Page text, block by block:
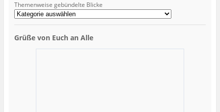
Themenweise gebündelte Blicke
Grüße von Euch an Alle